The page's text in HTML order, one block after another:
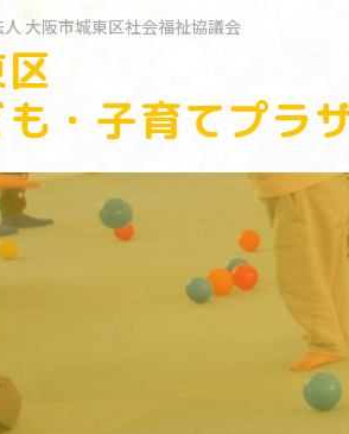
人大阪市城東区社会福祉協議会
・子育てプラ